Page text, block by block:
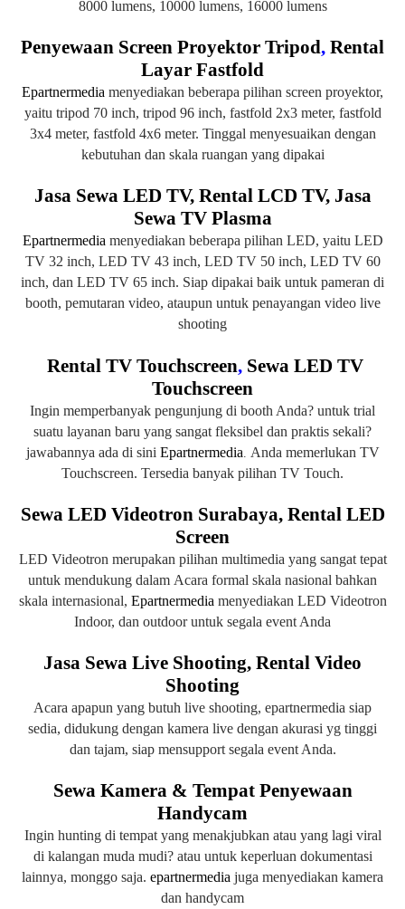
8000 lumens, 10000 lumens, 16000 lumens
Penyewaan Screen Proyektor Tripod, Rental
Layar Fastfold
Epartnermedia menyediakan beberapa pilihan screen proyektor,
yaitu tripod 70 inch, tripod 96 inch, fastfold 2x3 meter, fastfold
3x4 meter, fastfold 4x6 meter. Tinggal menyesuaikan dengan
kebutuhan dan skala ruangan yang dipakai
Jasa Sewa LED TV, Rental LCD TV, Jasa
Sewa TV Plasma
Epartnermedia menyediakan beberapa pilihan LED, yaitu LED
TV 32 inch, LED TV 43 inch, LED TV 50 inch, LED TV 60
inch, dan LED TV 65 inch. Siap dipakai baik untuk pameran di
booth, pemutaran video, ataupun untuk penayangan video live
shooting
Rental TV Touchscreen, Sewa LED TV
Touchscreen
Ingin memperbanyak pengunjung di booth Anda? untuk trial
suatu layanan baru yang sangat fleksibel dan praktis sekali?
jawabannya ada di sini Epartnermedia Anda memerlukan TV
Touchscreen. Tersedia banyak pilihan TV Touch.
Sewa LED Videotron Surabaya, Rental LED
Screen
LED Videotron merupakan pilihan multimedia yang sangat tepat
untuk mendukung dalam Acara formal skala nasional bahkan
skala internasional, Epartnermedia menyediakan LED Videotron
Indoor, dan outdoor untuk segala event Anda
Jasa Sewa Live Shooting, Rental Video
Shooting
Acara apapun yang butuh live shooting, epartnermedia siap
sedia, didukung dengan kamera live dengan akurasi yg tinggi
dan tajam, siap mensupport segala event Anda.
Sewa Kamera & Tempat Penyewaan
Handycam
Ingin hunting di tempat yang menakjubkan atau yang lagi viral
di kalangan muda mudi? atau untuk keperluan dokumentasi
lainnya, monggo saja. epartnermedia juga menyediakan kamera
dan handycam